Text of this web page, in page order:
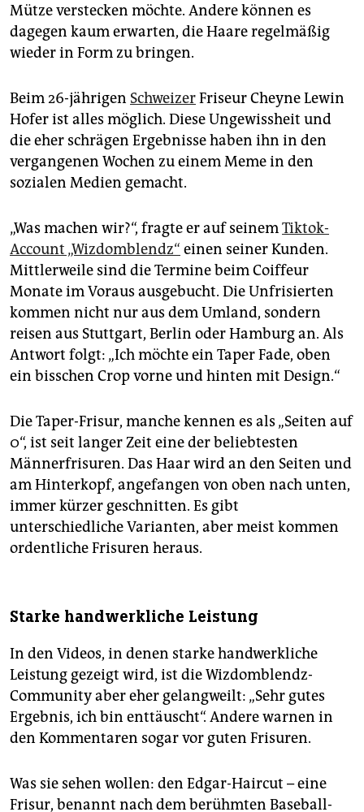
epaper login
Mütze verstecken möchte. Andere können es
dagegen kaum erwarten, die Haare regelmäßig
wieder in Form zu bringen.
Beim 26-jährigen SchweizerFriseur Cheyne Lewin
Hofer ist alles möglich. Diese Ungewissheit und
die eher schrägen Ergebnisse haben ihn in den
vergangenen Wochen zu einem Meme in den
sozialen Medien gemacht.
„Was machen wir?“, fragte er auf seinemTiktok-
Account „Wizdomblendz“ einen seiner Kunden.
Mittlerweile sind die Termine beim Coiffeur
Monate im Voraus ausgebucht. Die Unfrisierten
kommen nicht nur aus dem Umland, sondern
reisen aus Stuttgart, Berlin oder Hamburg an. Als
Antwort folgt: „Ich möchte ein Taper Fade, oben
ein bisschen Crop vorne und hinten mit Design.“
Die Taper-Frisur, manche kennen es als „Seiten auf
0“, ist seit langer Zeit eine der beliebtesten
Männerfrisuren. Das Haar wird an den Seiten und
am Hinterkopf, angefangen von oben nach unten,
immer kürzer geschnitten. Es gibt
unterschiedliche Varianten, aber meist kommen
ordentliche Frisuren heraus.
Starke handwerkliche Leistung
In den Videos, in denen starke handwerkliche
Leistung gezeigt wird, ist die Wizdomblendz-
Community aber eher gelangweilt: „Sehr gutes
Ergebnis, ich bin enttäuscht“. Andere warnen in
den Kommentaren sogar vor guten Frisuren.
Was sie sehen wollen: den Edgar-Haircut – eine
Frisur, benannt nach dem berühmten Baseball-